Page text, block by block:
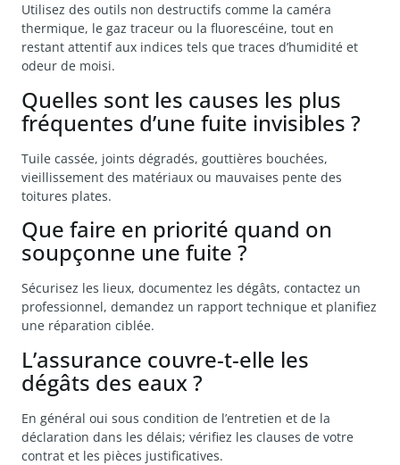
Utilisez des outils non destructifs comme la caméra
thermique, le gaz traceur ou la fluorescéine, tout en
restant attentif aux indices tels que traces d’humidité et
odeur de moisi.
Quelles sont les causes les plus
fréquentes d’une fuite invisibles ?
Tuile cassée, joints dégradés, gouttières bouchées,
vieillissement des matériaux ou mauvaises pente des
toitures plates.
Que faire en priorité quand on
soupçonne une fuite ?
Sécurisez les lieux, documentez les dégâts, contactez un
professionnel, demandez un rapport technique et planifiez
une réparation ciblée.
L’assurance couvre-t-elle les
dégâts des eaux ?
En général oui sous condition de l’entretien et de la
déclaration dans les délais; vérifiez les clauses de votre
contrat et les pièces justificatives.